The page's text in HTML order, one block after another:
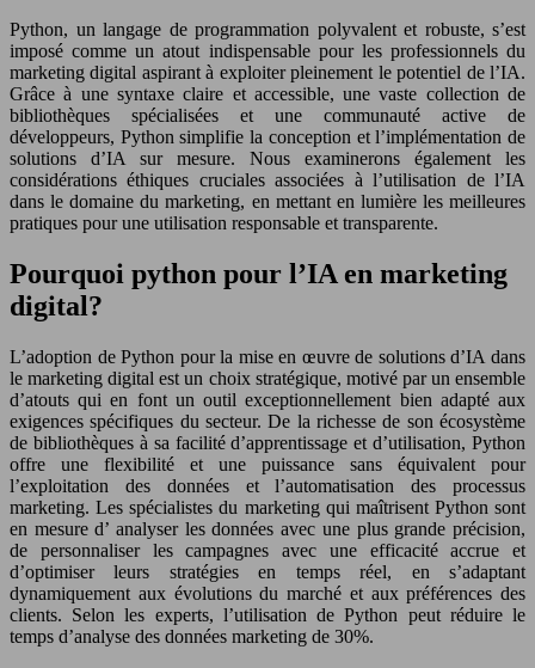
Python, un langage de programmation polyvalent et robuste, s’est
imposé comme un atout indispensable pour les professionnels du
marketing digital aspirant à exploiter pleinement le potentiel de l’IA.
Grâce à une syntaxe claire et accessible, une vaste collection de
bibliothèques spécialisées et une communauté active de
développeurs, Python simplifie la conception et l’implémentation de
solutions d’IA sur mesure. Nous examinerons également les
considérations éthiques cruciales associées à l’utilisation de l’IA
dans le domaine du marketing, en mettant en lumière les meilleures
pratiques pour une utilisation responsable et transparente.
Pourquoi python pour l’IA en marketing
digital?
L’adoption de Python pour la mise en œuvre de solutions d’IA dans
le marketing digital est un choix stratégique, motivé par un ensemble
d’atouts qui en font un outil exceptionnellement bien adapté aux
exigences spécifiques du secteur. De la richesse de son écosystème
de bibliothèques à sa facilité d’apprentissage et d’utilisation, Python
offre une flexibilité et une puissance sans équivalent pour
l’exploitation des données et l’automatisation des processus
marketing. Les spécialistes du marketing qui maîtrisent Python sont
en mesure d’ analyser les données avec une plus grande précision,
de personnaliser les campagnes avec une efficacité accrue et
d’optimiser leurs stratégies en temps réel, en s’adaptant
dynamiquement aux évolutions du marché et aux préférences des
clients. Selon les experts, l’utilisation de Python peut réduire le
temps d’analyse des données marketing de 30%.